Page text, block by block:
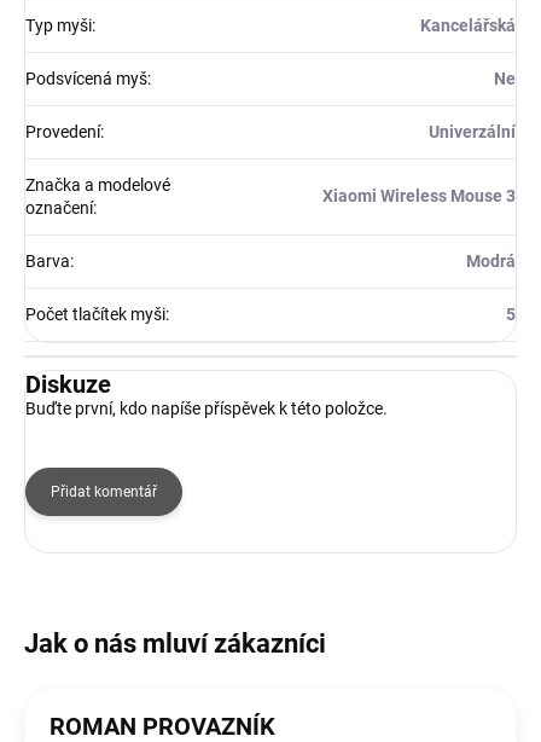
Typ myši: Kancelářská
Podsvícená myš: Ne
Provedení: Univerzální
Značka a modelové
označení:
Xiaomi Wireless Mouse 3
Barva: Modrá
Počet tlačítek myši: 5
Diskuze
Buďte první, kdo napíše příspěvek k této položce.
Přidat komentář
ROMAN PROVAZNÍK